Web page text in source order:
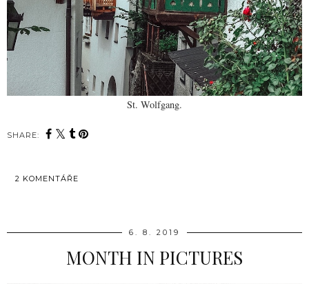
St. Wolfgang.
SHARE:
2 KOMENTÁŘE
6. 8. 2019
MONTH IN PICTURES